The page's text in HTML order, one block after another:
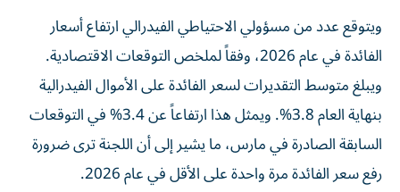
ويتوقع عدد من مسؤولي الاحتياطي الفيدرالي ارتفاع أسعار
الفائدة في عام 2026، وفقاً لملخص التوقعات الاقتصادية.
ويبلغ متوسط ​​التقديرات لسعر الفائدة على الأموال الفيدرالية
بنهاية العام 3.8%. ويمثل هذا ارتفاعاً عن 3.4% في التوقعات
السابقة الصادرة في مارس، ما يشير إلى أن اللجنة ترى ضرورة
رفع سعر الفائدة مرة واحدة على الأقل في عام 2026.